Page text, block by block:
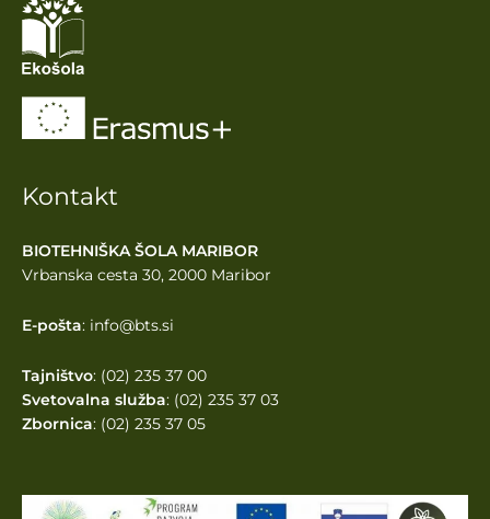
Kontakt
BIOTEHNIŠKA ŠOLA MARIBOR
Vrbanska cesta 30, 2000 Maribor
E-pošta: info@bts.si
Tajništvo: (02) 235 37 00
Svetovalna služba: (02) 235 37 03
Zbornica: (02) 235 37 05